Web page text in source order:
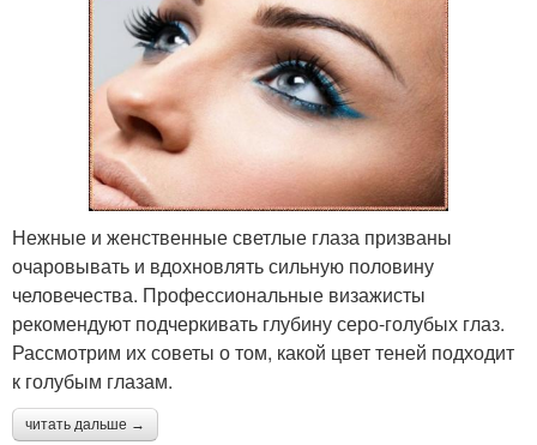
Нежные и женственные светлые глаза призваны
очаровывать и вдохновлять сильную половину
человечества. Профессиональные визажисты
рекомендуют подчеркивать глубину серо-голубых глаз.
Рассмотрим их советы о том, какой цвет теней подходит
к голубым глазам.
читать дальше →